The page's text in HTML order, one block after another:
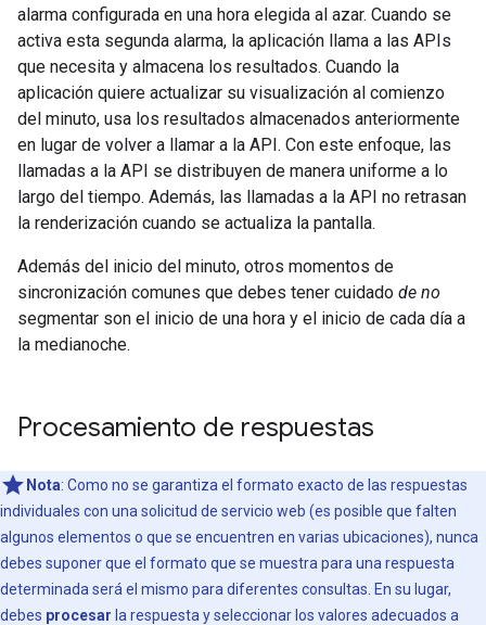
alarma configurada en una hora elegida al azar. Cuando se
activa esta segunda alarma, la aplicación llama a las APIs
que necesita y almacena los resultados. Cuando la
aplicación quiere actualizar su visualización al comienzo
del minuto, usa los resultados almacenados anteriormente
en lugar de volver a llamar a la API. Con este enfoque, las
llamadas a la API se distribuyen de manera uniforme a lo
largo del tiempo. Además, las llamadas a la API no retrasan
la renderización cuando se actualiza la pantalla.
Además del inicio del minuto, otros momentos de
sincronización comunes que debes tener cuidado de no
segmentar son el inicio de una hora y el inicio de cada día a
la medianoche.
Procesamiento de respuestas
Nota: Como no se garantiza el formato exacto de las respuestas
individuales con una solicitud de servicio web (es posible que falten
algunos elementos o que se encuentren en varias ubicaciones), nunca
debes suponer que el formato que se muestra para una respuesta
determinada será el mismo para diferentes consultas. En su lugar,
debes procesar la respuesta y seleccionar los valores adecuados a